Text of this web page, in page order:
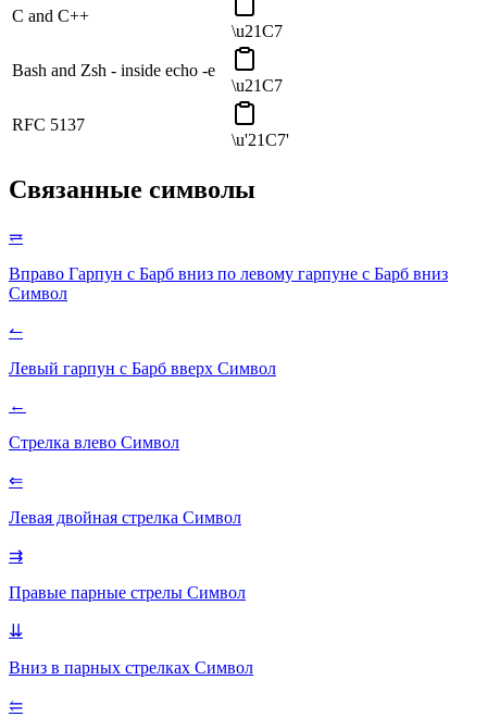
C and C++
\u21C7
Bash and Zsh - inside echo -e
\u21C7
RFC 5137
\u'21C7'
Связанные символы
⥩
Вправо Гарпун с Барб вниз по левому гарпуне с Барб вниз
Символ
↼
Левый гарпун с Барб вверх Символ
←
Стрелка влево Символ
⇐
Левая двойная стрелка Символ
⇉
Правые парные стрелы Символ
⇊
Вниз в парных стрелках Символ
⥢